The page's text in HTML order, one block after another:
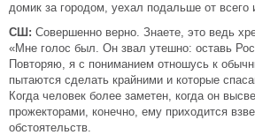
домик за городом, уехал подальше от всего
СШ: Совершенно верно. Знаете, это ведь
«Мне голос был. Он звал утешно: оставь
Повторяю, я с пониманием отношусь к
пытаются сделать крайними и которые
Когда человек более заметен, когда он
прожекторами, конечно, ему приходится
обстоятельств.